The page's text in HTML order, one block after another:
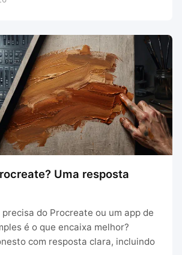
Uma resposta
do Procreate ou um app de
é o que encaixa melhor?
com resposta clara, incluindo